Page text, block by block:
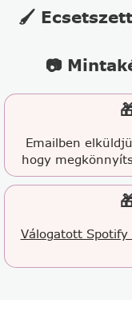
🖌️
📷
Emailben
hogy
Válogatott Spotify